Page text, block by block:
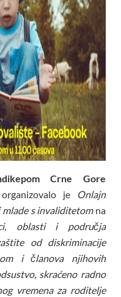
Crne Gore
je
Onlajn
mlade s invaliditetom na
oblasti i područja
od diskriminacije
i članova njihovih
skraćeno radno
vremena za roditelje